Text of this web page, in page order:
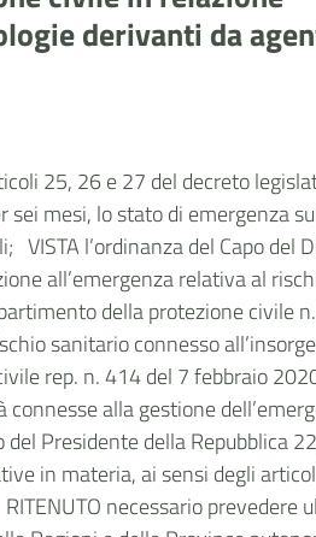
derivanti da
25, 26 e 27 del decreto
mesi, lo stato di emergenza
l’ordinanza del Capo del
all’emergenza relativa al
della protezione civile
sanitario connesso
rep. n. 414 del 7 febbraio
alla gestione
Presidente della Repubblica
in materia, ai sensi degli
necessario prevedere